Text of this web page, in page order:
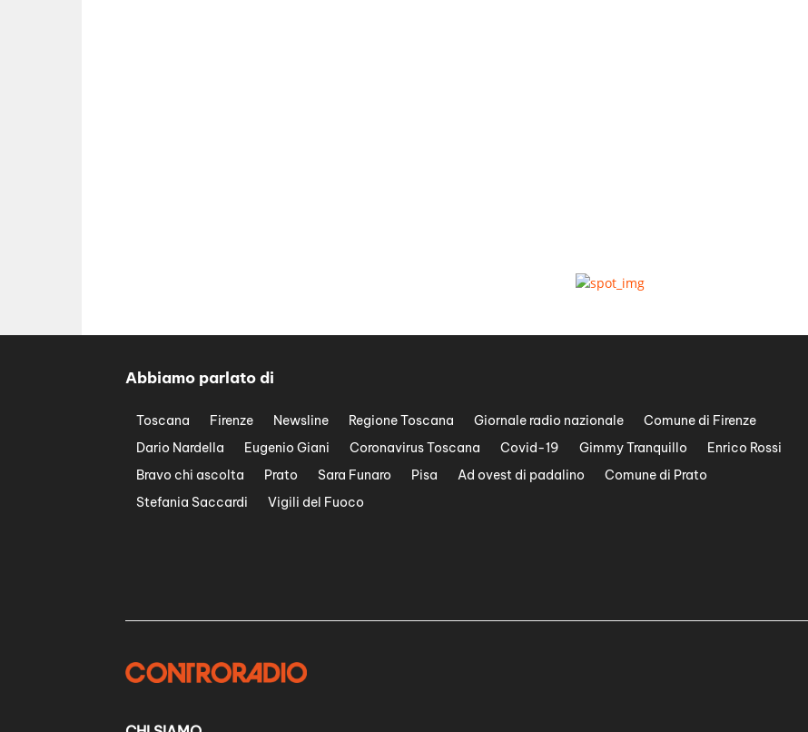
Abbiamo parlato di
Toscana Firenze Newsline Regione Toscana Giornale radio nazionale
Comune di Firenze
Dario Nardella
Eugenio Giani Coronavirus Toscana Covid-19 Gimmy Tranquillo
Enrico Rossi
Bravo chi ascolta
Prato Sara Funaro Pisa Ad ovest di padalino
Comune di Prato
Stefania Saccardi
Vigili del Fuoco